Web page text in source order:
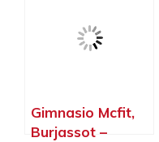
Gimnasio Mcfit,
Burjassot –